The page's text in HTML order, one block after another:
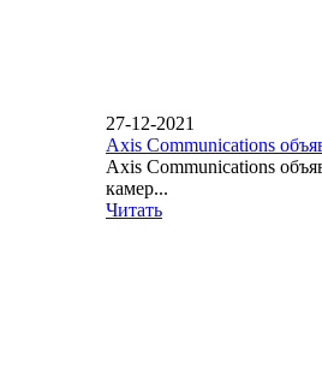
27-12-2021
Axis Communications
Axis Communications
камер...
Читать